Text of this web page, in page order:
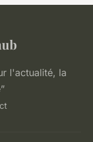
l'actualité, la